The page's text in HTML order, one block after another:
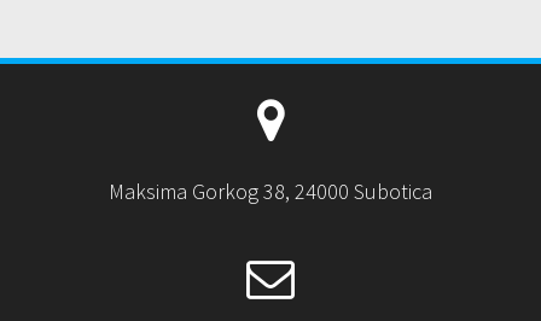
Maksima Gorkog 38, 24000 Subotica